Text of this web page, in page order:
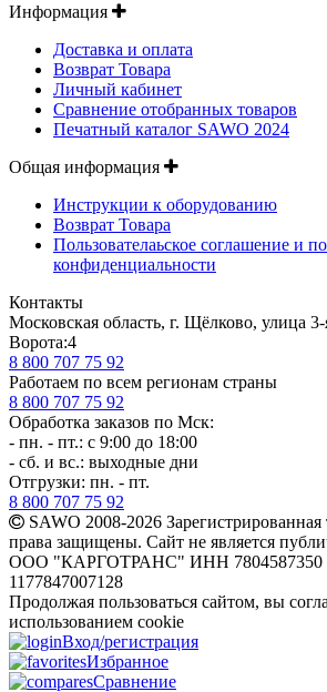
Информация
Доставка и оплата
Возврат Товара
Личный кабинет
Сравнение отобранных товаров
Печатный каталог SAWO 2024
Общая информация
Инструкции к оборудованию
Возврат Товара
Пользователаьское соглашение и
конфиденциальности
Контакты
Московская область, г. Щёлково, улица
Ворота:4
8 800 707 75 92
Работаем по всем регионам страны
8 800 707 75 92
Обработка заказов по Мск:
- пн. - пт.: с 9:00 до 18:00
- сб. и вс.: выходные дни
Отгрузки: пн. - пт.
8 800 707 75 92
SAWO 2008-2026 Зарегистрированная
права защищены. Сайт не является
ООО "КАРГОТРАНС" ИНН
1177847007128
Продолжая пользоваться сайтом, вы
использованием cookie
Вход/регистрация
Избранное
Сравнение